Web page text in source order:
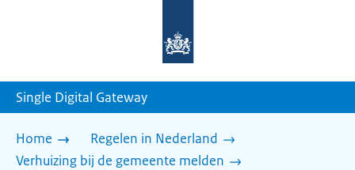
homepage
Single Digital Gateway
Home
Regelen in Nederland
Verhuizing bij de gemeente melden